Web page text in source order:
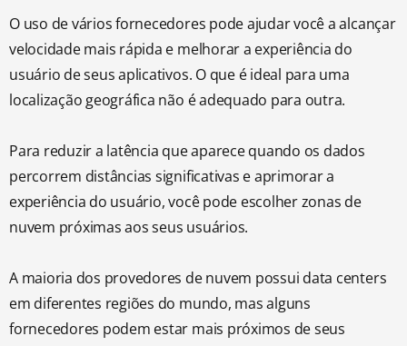
O uso de vários fornecedores pode ajudar você a alcançar
velocidade mais rápida e melhorar a experiência do
usuário de seus aplicativos. O que é ideal para uma
localização geográfica não é adequado para outra.
Para reduzir a latência que aparece quando os dados
percorrem distâncias significativas e aprimorar a
experiência do usuário, você pode escolher zonas de
nuvem próximas aos seus usuários.
A maioria dos provedores de nuvem possui data centers
em diferentes regiões do mundo, mas alguns
fornecedores podem estar mais próximos de seus